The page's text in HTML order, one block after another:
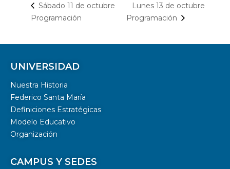
Sábado 11 de octubre
Programación
Lunes 13 de octubre
Programación
UNIVERSIDAD
Nuestra Historia
Federico Santa María
Definiciones Estratégicas
Modelo Educativo
Organización
CAMPUS Y SEDES